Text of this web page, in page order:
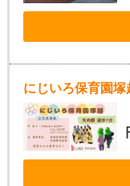
にじいろ保育園塚